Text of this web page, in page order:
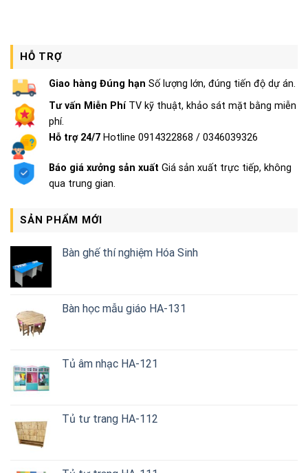
HỖ TRỢ
Giao hàng Đúng hạn Số lượng lớn, đúng tiến độ dự án.
Tư vấn Miễn PhíTV kỹ thuật, khảo sát mặt bằng miễn
phí.
Hỗ trợ 24/7 Hotline 0914322868 / 0346039326
Báo giá xưởng sản xuất Giá sản xuất trực tiếp, không
qua trung gian.
SẢN PHẨM MỚI
Bàn ghế thí nghiệm Hóa Sinh
Bàn học mẫu giáo HA-131
Tủ âm nhạc HA-121
Tủ tư trang HA-112